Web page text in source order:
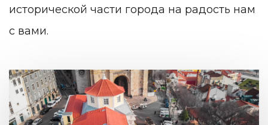
исторической части города на радость нам
с вами.